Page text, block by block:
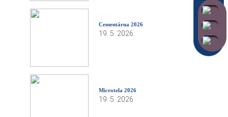
Cementárna 2026
19. 5. 2026
Microtela 2026
19. 5. 2026